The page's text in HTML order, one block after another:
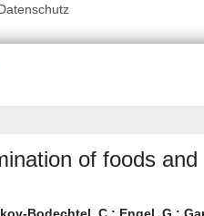
of foods